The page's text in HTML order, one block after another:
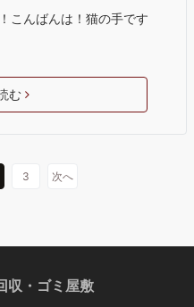
こんばんは！猫の手です
む
3 次へ
収・ゴミ屋敷